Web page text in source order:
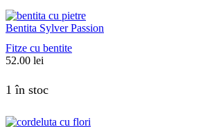
Bentita Sylver Passion
Fitze cu bentite
52.00 lei
1 în stoc